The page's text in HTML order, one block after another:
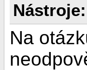
Nástroje:
Na